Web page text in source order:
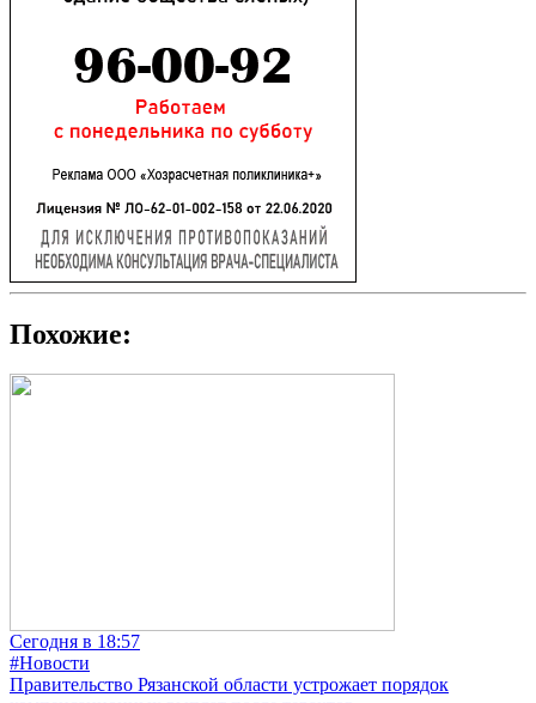
Похожие:
Сегодня в 18:57
#Новости
Правительство Рязанской области устрожает порядок